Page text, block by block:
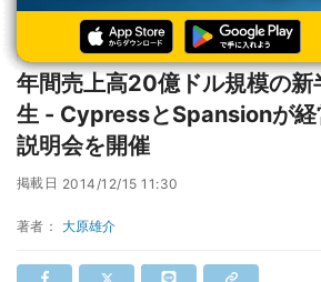
レポート
年間売上高20億ドル規模の新
生 - CypressとSpansionが経
説明会を開催
掲載日 2014/12/15 11:30
著者： 大原雄介